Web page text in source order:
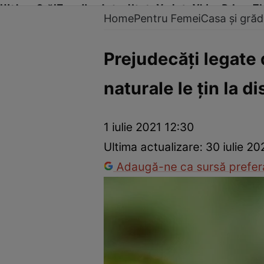
Ultima Oră!Trending Actualitate Vedete Video Prime
Dezvoltare personalăÎngrijire personală Casă și
HomePentru FemeiCasa și
Prejudecăţi legate
naturale le ţin la
1 iulie 2021 12:30
Ultima actualizare: 30 iulie
Adaugă-ne ca sursă